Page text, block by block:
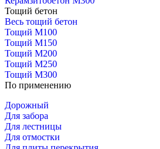
Тощий бетон
Весь тощий бетон
Тощий М100
Тощий М150
Тощий М200
Тощий М250
Тощий М300
По применению
Дорожный
Для забора
Для лестницы
Для отмостки